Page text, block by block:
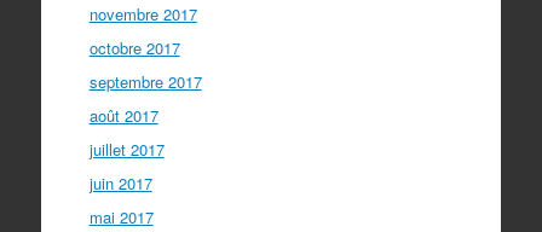
novembre 2017
octobre 2017
septembre 2017
août 2017
juillet 2017
juin 2017
mai 2017